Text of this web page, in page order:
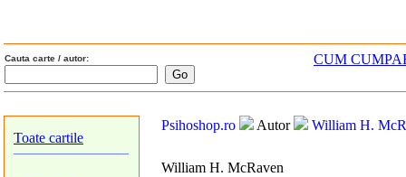
Cauta carte / autor: CUM
Toate cartile
Psihoshop.ro Autor William H.
William H. McRaven